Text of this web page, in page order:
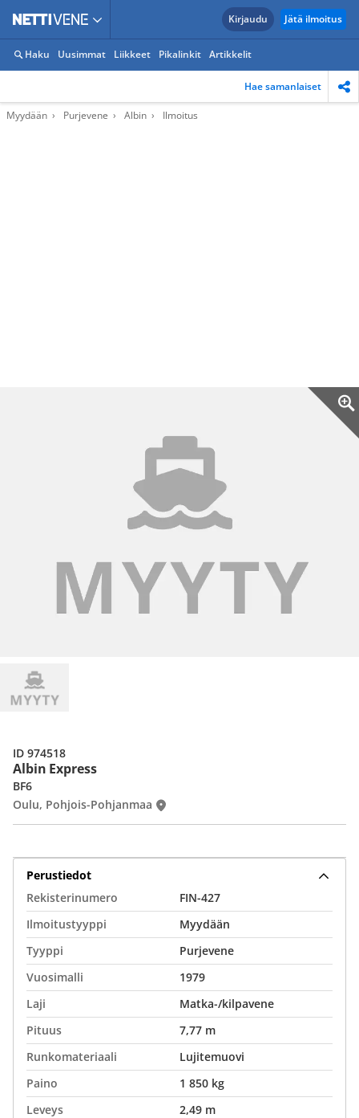
Kirjaudu Jätä ilmoitus
Haku Uusimmat Liikkeet Pikalinkit Artikkelit
Hae samanlaiset
Myydään Purjevene Albin Ilmoitus
Albin Express
BF6
Oulu, Pohjois-Pohjanmaa
ID 974518
Perustiedot
Rekisterinumero
FIN-427
Ilmoitustyyppi
Myydään
Tyyppi
Purjevene
Vuosimalli
1979
Laji
Matka-/kilpavene
Pituus
7,77 m
Runkomateriaali
Lujitemuovi
Paino
1 850 kg
Leveys
2,49 m